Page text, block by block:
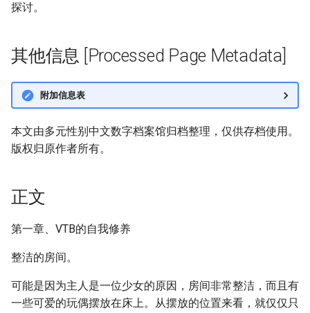
探讨。
其他信息 [Processed Page Metadata]
附加信息表
本文由多元性别中文数字档案馆归档整理，仅供存档使用。
版权归原作者所有。
正文
第一章、VTB的自我修养
整洁的房间。
可能是因为主人是一位少女的原因，房间非常整洁，而且有
一些可爱的玩偶摆放在床上。从摆放的位置来看，就仅仅只